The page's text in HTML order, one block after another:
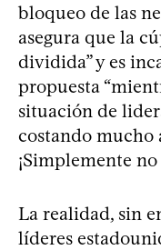
bloqueo de las
asegura que la
dividida” y es
propuesta
situación de
costando mucho
¡Simplemente
La realidad, sin
líderes